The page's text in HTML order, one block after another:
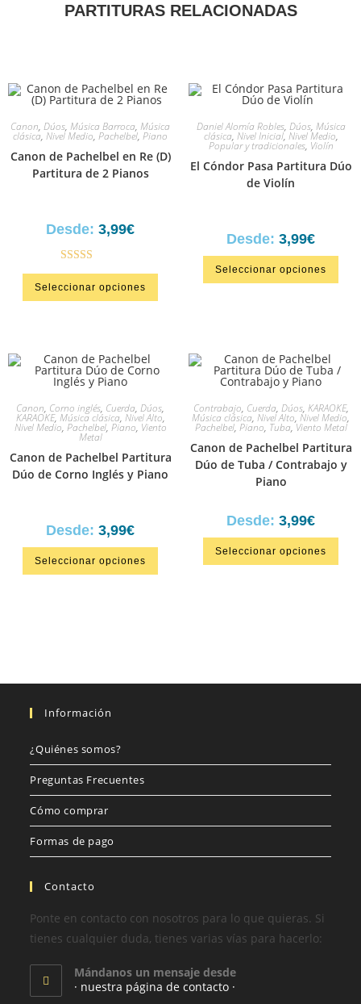
PARTITURAS RELACIONADAS
Canon, Dúos, Música Barroca, Música
clásica, Nivel Medio, Pachelbel, Piano
Canon de Pachelbel en Re (D)
Partitura de 2 Pianos
Desde: 3,99€
Valorado en
4.67de 5
Seleccionar opciones
Daniel Alomía Robles, Dúos, Música
clásica, Nivel Inicial, Nivel Medio,
Popular y tradicionales, Violín
El Cóndor Pasa Partitura Dúo
de Violín
Desde: 3,99€
Seleccionar opciones
Canon, Corno inglés, Cuerda, Dúos,
KARAOKE, Música clásica, Nivel Alto,
Nivel Medio, Pachelbel, Piano, Viento
Metal
Canon de Pachelbel Partitura
Dúo de Corno Inglés y Piano
Desde: 3,99€
Seleccionar opciones
Contrabajo, Cuerda, Dúos, KARAOKE,
Música clásica, Nivel Alto, Nivel Medio,
Pachelbel, Piano, Tuba,Viento Metal
Canon de Pachelbel Partitura
Dúo de Tuba / Contrabajo y
Piano
Desde: 3,99€
Seleccionar opciones
Información
¿Quiénes somos?
Preguntas Frecuentes
Cómo comprar
Formas de pago
Contacto
Ponte en contacto con nosotros para lo que quieras. Si
tienes cualquier duda, tienes varias vías para hacerlo:
Mándanos un mensaje desde
· nuestra página de contacto ·